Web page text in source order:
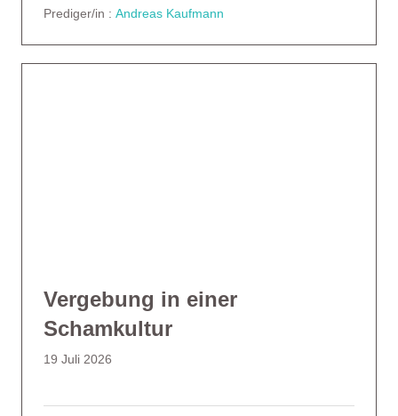
Prediger/in : Andreas Kaufmann
Vergebung in einer
Schamkultur
19 Juli 2026